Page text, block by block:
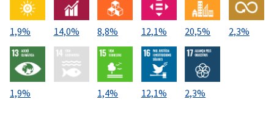
1,9% 14,0% 8,8% 12,1% 20,5% 2,3%
1,9% 1,4% 12,1% 2,3%